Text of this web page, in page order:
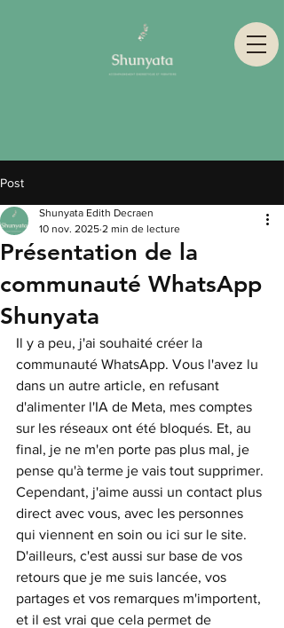
Post
Présentation de la
communauté WhatsApp
Shunyata
Shunyata Edith Decraen
10 nov. 2025 2 min de lecture
Il y a peu, j'ai souhaité créer la
communauté WhatsApp. Vous l'avez lu
dans un autre article, en refusant
d'alimenter l'IA de Meta, mes comptes
sur les réseaux ont été bloqués. Et, au
final, je ne m'en porte pas plus mal, je
pense qu'à terme je vais tout supprimer.
Cependant, j'aime aussi un contact plus
direct avec vous, avec les personnes
qui viennent en soin ou ici sur le site.
D'ailleurs, c'est aussi sur base de vos
retours que je me suis lancée, vos
partages et vos remarques m'importent,
et il est vrai que cela permet de